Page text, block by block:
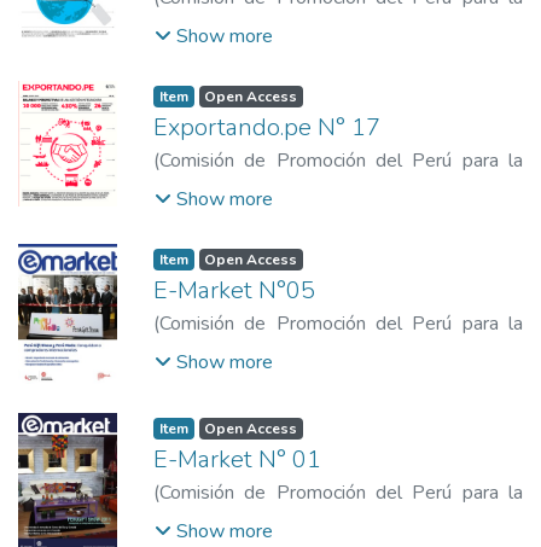
Exportación y el Turismo
Exportación y el Turismo
Show more
Item Open Access
Exportando.pe N° 17
(Comisión de Promoción del Perú para la
Exportación y el Turismo
Exportación y el Turismo
Show more
Item Open Access
E-Market N°05
(Comisión de Promoción del Perú para la
Exportación y el Turismo
Show more
Item Open Access
E-Market N° 01
(Comisión de Promoción del Perú para la
Exportación y el Turismo
Show more